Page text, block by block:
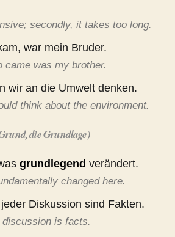
secondly, it takes too long.
war mein Bruder.
came was my brother.
wir an die Umwelt denken.
think about the environment.
die Grundlage)
grundlegend verändert.
changed here.
jeder Diskussion sind Fakten.
is facts.